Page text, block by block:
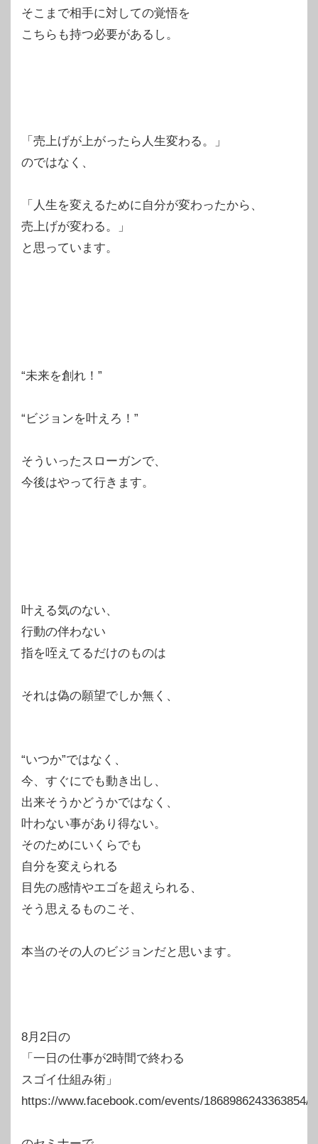
そこまで相手に対しての覚悟を
こちらも持つ必要があるし。
「売上げが上がったら人生変わる。」
のではなく、
「人生を変えるために自分が変わったから、
売上げが変わる。」
と思っています。
“未来を創れ！”
“ビジョンを叶えろ！”
そういったスローガンで、
今後はやって行きます。
叶える気のない、
行動の伴わない
指を咥えてるだけのものは
それは偽の願望でしか無く、
“いつか”ではなく、
今、すぐにでも動き出し、
出来そうかどうかではなく、
叶わない事があり得ない。
そのためにいくらでも
自分を変えられる
目先の感情やエゴを超えられる、
そう思えるものこそ、
本当のその人のビジョンだと思います。
8月2日の
「一日の仕事が2時間で終わる
スゴイ仕組み術」
https://www.facebook.com/events/1868986243363854/